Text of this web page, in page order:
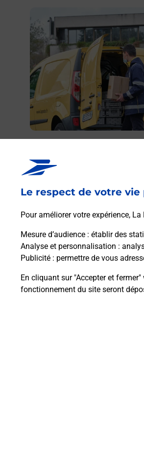
Le respect de votre
Pour améliorer votre expérience, La
Mesure d’audience : établir des
Analyse et personnalisation :
Publicité : permettre de vous
En cliquant sur "Accepter et
fonctionnement du site seront
Vous souhaitez envoyer un colis
POSTE (87160) ? Découvrez
proposées par La Poste.
En savoir plus
Questions
La téléassistance